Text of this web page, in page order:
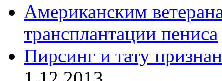
Американским
трансплантации пениса
Пирсинг и тату